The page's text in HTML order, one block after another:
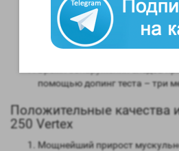
(ароматизация) – высокая;
Степень нагрузки на печень –
Форма выпуска –
помощью допинг теста – три
Положительные качества
250 Vertex
Мощнейший прирост